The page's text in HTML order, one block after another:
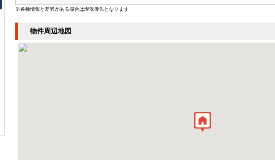
※各種情報と差異がある場合は現況優先となります
物件周辺地図